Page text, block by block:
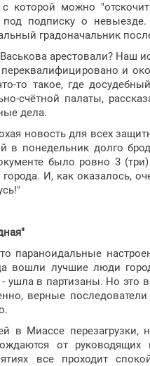
с которой можно
под подписку о
градоначальник
арестовали? Наш
переквалифицировано и
то такое, где
счётной палаты,
дела.
новость для всех
в понедельник долго
было ровно 3
И, как оказалось,
параноидальные
вошли лучшие люди
- ушла в партизаны. Но это
верные
в Миассе
от
все проходит